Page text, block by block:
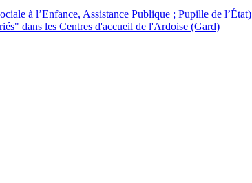
à l’Enfance, Assistance Publique ; Pupille de l’État)
dans les Centres d'accueil de l'Ardoise (Gard)